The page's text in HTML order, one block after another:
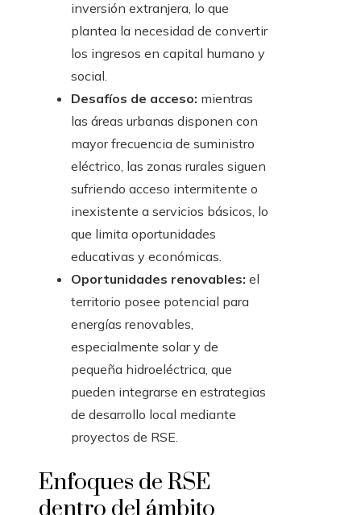
inversión extranjera, lo que
plantea la necesidad de convertir
los ingresos en capital humano y
social.
Desafíos de acceso: mientras
las áreas urbanas disponen con
mayor frecuencia de suministro
eléctrico, las zonas rurales siguen
sufriendo acceso intermitente o
inexistente a servicios básicos, lo
que limita oportunidades
educativas y económicas.
Oportunidades renovables: el
territorio posee potencial para
energías renovables,
especialmente solar y de
pequeña hidroeléctrica, que
pueden integrarse en estrategias
de desarrollo local mediante
proyectos de RSE.
Enfoques de RSE
dentro del ámbito